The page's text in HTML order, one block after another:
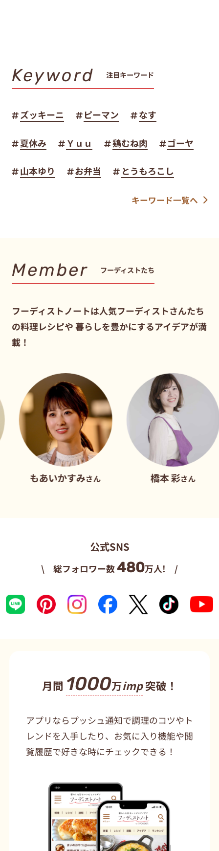
Keyword 注目キーワード
ズッキーニ ピーマン なす
夏休み Ｙｕｕ 鶏むね肉 ゴーヤ
山本ゆり お弁当 とうもろこし
キーワード一覧へ
Member フーディストたち
フーディストノートは人気フーディストさんたち
の料理レシピや暮らしを豊かにするアイデアが満
載！
あいかすみさん さん
公式SNS
\ 総フォロワー数480万人! /
月間 1000万imp突破！
アプリならプッシュ通知で調理のコツやト
レンドを入手したり、お気に入り機能や閲
覧履歴で好きな時にチェックできる！